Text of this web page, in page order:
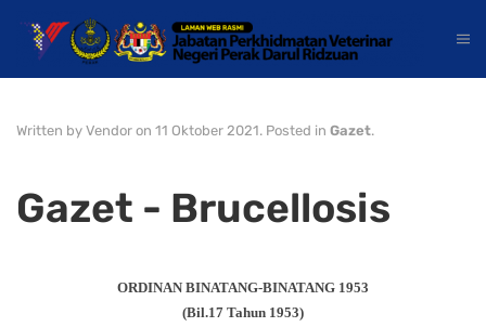
Written by Vendor on 11 Oktober 2021. Posted in Gazet.
Gazet - Brucellosis
ORDINAN BINATANG-BINATANG 1953
(Bil.17 Tahun 1953)